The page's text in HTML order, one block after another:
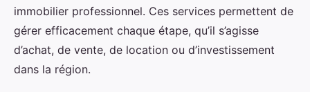
immobilier professionnel. Ces services permettent de
gérer efficacement chaque étape, qu’il s’agisse
d’achat, de vente, de location ou d’investissement
dans la région.